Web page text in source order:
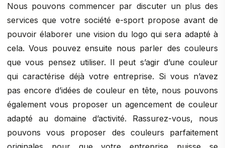
Nous pouvons commencer par discuter un plus des
services que votre société e-sport propose avant de
pouvoir élaborer une vision du logo qui sera adapté à
cela. Vous pouvez ensuite nous parler des couleurs
que vous pensez utiliser. Il peut s’agir d’une couleur
qui caractérise déjà votre entreprise. Si vous n’avez
pas encore d’idées de couleur en tête, nous pouvons
également vous proposer un agencement de couleur
adapté au domaine d’activité. Rassurez-vous, nous
pouvons vous proposer des couleurs parfaitement